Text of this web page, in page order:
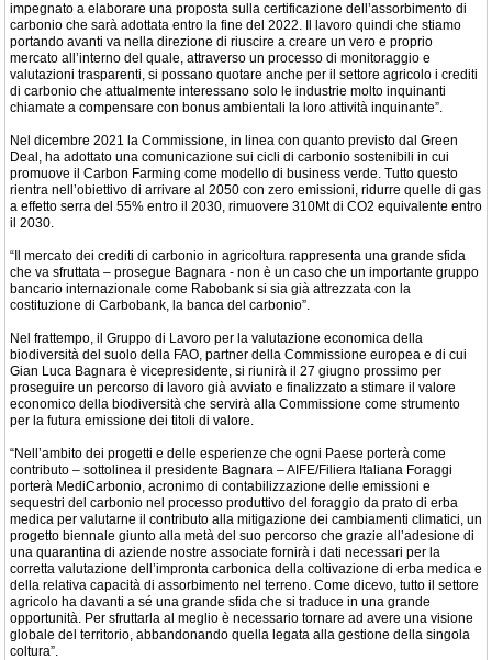
impegnato a elaborare una proposta sulla certificazione dell’assorbimento di
carbonio che sarà adottata entro la fine del 2022. Il lavoro quindi che stiamo
portando avanti va nella direzione di riuscire a creare un vero e proprio
mercato all’interno del quale, attraverso un processo di monitoraggio e
valutazioni trasparenti, si possano quotare anche per il settore agricolo i crediti
di carbonio che attualmente interessano solo le industrie molto inquinanti
chiamate a compensare con bonus ambientali la loro attività inquinante”.
Nel dicembre 2021 la Commissione, in linea con quanto previsto dal Green
Deal, ha adottato una comunicazione sui cicli di carbonio sostenibili in cui
promuove il Carbon Farming come modello di business verde. Tutto questo
rientra nell’obiettivo di arrivare al 2050 con zero emissioni, ridurre quelle di gas
a effetto serra del 55% entro il 2030, rimuovere 310Mt di CO2 equivalente entro
il 2030.
“Il mercato dei crediti di carbonio in agricoltura rappresenta una grande sfida
che va sfruttata – prosegue Bagnara - non è un caso che un importante gruppo
bancario internazionale come Rabobank si sia già attrezzata con la
costituzione di Carbobank, la banca del carbonio”.
Nel frattempo, il Gruppo di Lavoro per la valutazione economica della
biodiversità del suolo della FAO, partner della Commissione europea e di cui
Gian Luca Bagnara è vicepresidente, si riunirà il 27 giugno prossimo per
proseguire un percorso di lavoro già avviato e finalizzato a stimare il valore
economico della biodiversità che servirà alla Commissione come strumento
per la futura emissione dei titoli di valore.
“Nell’ambito dei progetti e delle esperienze che ogni Paese porterà come
contributo – sottolinea il presidente Bagnara – AIFE/Filiera Italiana Foraggi
porterà MediCarbonio, acronimo di contabilizzazione delle emissioni e
sequestri del carbonio nel processo produttivo del foraggio da prato di erba
medica per valutarne il contributo alla mitigazione dei cambiamenti climatici, un
progetto biennale giunto alla metà del suo percorso che grazie all’adesione di
una quarantina di aziende nostre associate fornirà i dati necessari per la
corretta valutazione dell’impronta carbonica della coltivazione di erba medica e
della relativa capacità di assorbimento nel terreno. Come dicevo, tutto il settore
agricolo ha davanti a sé una grande sfida che si traduce in una grande
opportunità. Per sfruttarla al meglio è necessario tornare ad avere una visione
globale del territorio, abbandonando quella legata alla gestione della singola
coltura”.